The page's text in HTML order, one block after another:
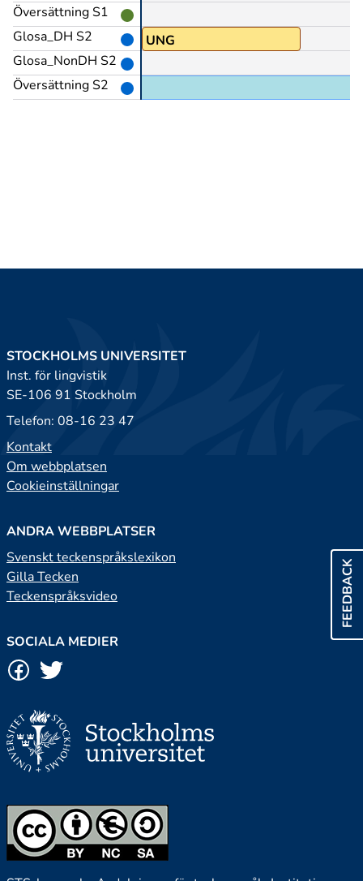
Översättning S1
Glosa_DH S2
Glosa_NonDH S2
Översättning S2
UNG
FEEDBACK
STOCKHOLMS UNIVERSITET
Inst. för lingvistik
SE-106 91 Stockholm
Telefon: 08-16 23 47
Kontakt
Om webbplatsen
Cookieinställningar
ANDRA WEBBPLATSER
Svenskt teckenspråkslexikon
Gilla Tecken
Teckenspråksvideo
SOCIALA MEDIER